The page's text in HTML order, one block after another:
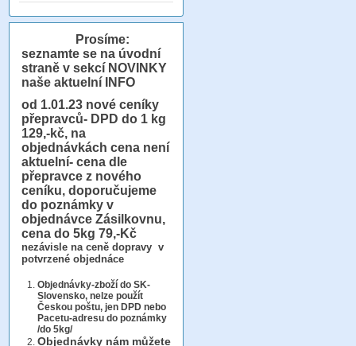
Prosíme:
seznamte se na úvodní
straně v sekcí NOVINKY
naše aktuelní INFO
od 1.01.23 nové ceníky
přepravců- DPD do 1 kg
129,-kč, na
objednávkách cena není
aktuelní- cena dle
přepravce z nového
ceníku, doporučujeme
do poznámky v
objednávce Zásilkovnu,
cena do 5kg 79,-Kč
nezávisle na ceně dopravy v
potvrzené objednáce
Objednávky-zboží do SK-
Slovensko, nelze použít
Českou poštu, jen DPD nebo
Pacetu-adresu do poznámky
/do 5kg/
Objednávky nám můžete